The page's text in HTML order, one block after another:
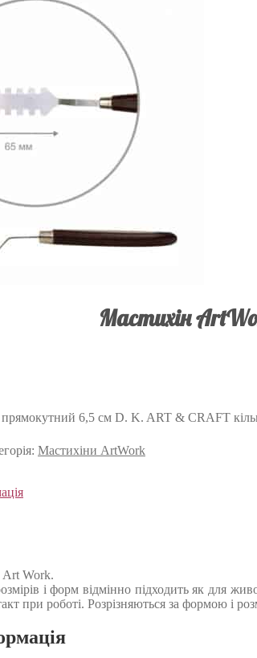
Мастихін
6,5 см D. K. ART & CRAFT
Мастихіни ArtWork
Work.
і форм відмінно підходить як для
при роботі. Розрізняються за формою і